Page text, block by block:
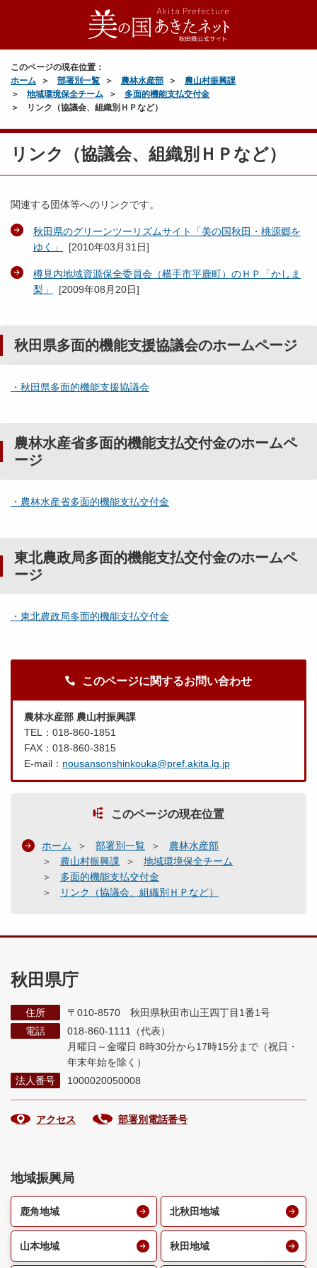
このページの現在位置：
ホーム
部署別一覧 農林水産部
農山村振興課
地域環境保全チーム
多面的機能支払交付金
リンク（協議会、組織別ＨＰなど）
リンク（協議会、組織別ＨＰなど）
関連する団体等へのリンクです。
秋田県のグリーンツーリズムサイト「美の国秋田・桃源郷を
ゆく」
[2010年03月31日]
樽見内地域資源保全委員会（横手市平鹿町）のＨＰ「かしま
梨」
[2009年08月20日]
秋田県多面的機能支援協議会のホームページ
・秋田県多面的機能支援協議会
農林水産省多面的機能支払交付金のホームペ
ージ
・農林水産省多面的機能支払交付金
東北農政局多面的機能支払交付金のホームペ
ージ
・東北農政局多面的機能支払交付金
このページに関するお問い合わせ
農林水産部 農山村振興課
TEL：018-860-1851
FAX：018-860-3815
E-mail： nousansonshinkouka@pref.akita.lg.jp
このページの現在位置
ホーム 部署別一覧
農林水産部
農山村振興課
地域環境保全チーム
多面的機能支払交付金
リンク（協議会、組織別ＨＰなど）
秋田県庁
住所
〒010-8570 秋田県秋田市山王四丁目1番1号
電話
018-860-1111（代表）
月曜日～金曜日 8時30分から17時15分まで （祝日・
年末年始を除く）
法人番号
1000020050008
アクセス 部署別電話番号
地域振興局
鹿角地域 北秋田地域
山本地域 秋田地域